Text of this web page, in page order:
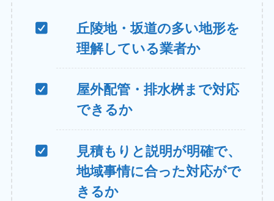
丘陵地・坂道の多い地形を
理解している業者か
屋外配管・排水桝まで対応
できるか
見積もりと説明が明確で、
地域事情に合った対応がで
きるか